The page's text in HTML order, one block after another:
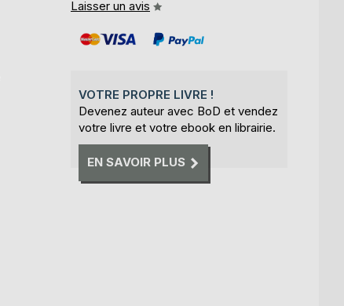
Laisser un avis
VOTRE PROPRE LIVRE !
Devenez auteur avec BoD et vendez
votre livre et votre ebook en librairie.
EN SAVOIR PLUS